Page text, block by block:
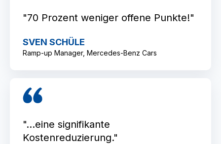
"70 Prozent weniger offene Punkte!"
SVEN SCHÜLE
Ramp-up Manager, Mercedes-Benz Cars
"...eine signifikante
Kostenreduzierung."